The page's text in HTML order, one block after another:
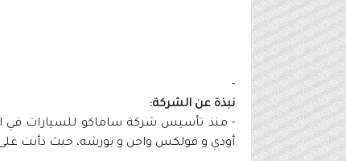
-
نبذة عن الشركة:
- منذ تأسيس شركة ساماكو للسيارات في
أودي و فولكس واجن و بورشه، حيث دأبت على